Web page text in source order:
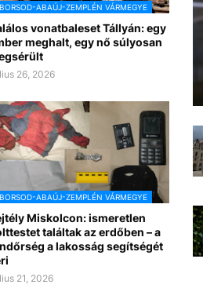
ABAÚJ-ZEMPLÉN VÁRMEGYE
vonatbaleset Tállyán: egy
meghalt, egy nő súlyosan
26, 2026
ABAÚJ-ZEMPLÉN VÁRMEGYE
Miskolcon: ismeretlen
találtak az erdőben – a
a lakosság segítségét
21, 2026